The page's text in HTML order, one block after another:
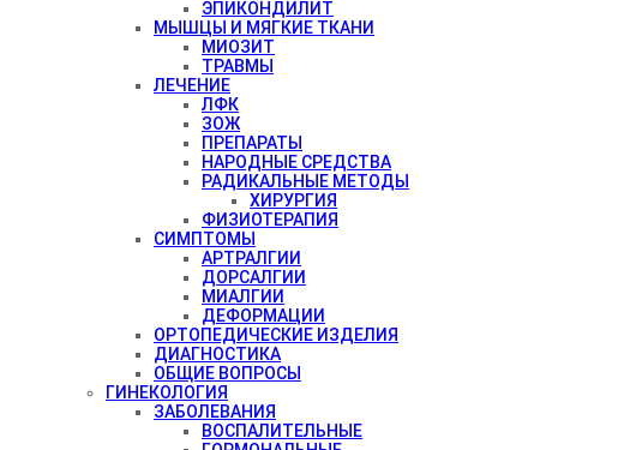
ЭПИКОНДИЛИТ
МЫШЦЫ И МЯГКИЕ ТКАНИ
МИОЗИТ
ТРАВМЫ
ЛЕЧЕНИЕ
ЛФК
ЗОЖ
ПРЕПАРАТЫ
НАРОДНЫЕ СРЕДСТВА
РАДИКАЛЬНЫЕ МЕТОДЫ
ХИРУРГИЯ
ФИЗИОТЕРАПИЯ
СИМПТОМЫ
АРТРАЛГИИ
ДОРСАЛГИИ
МИАЛГИИ
ДЕФОРМАЦИИ
ОРТОПЕДИЧЕСКИЕ ИЗДЕЛИЯ
ДИАГНОСТИКА
ОБЩИЕ ВОПРОСЫ
ГИНЕКОЛОГИЯ
ЗАБОЛЕВАНИЯ
ВОСПАЛИТЕЛЬНЫЕ